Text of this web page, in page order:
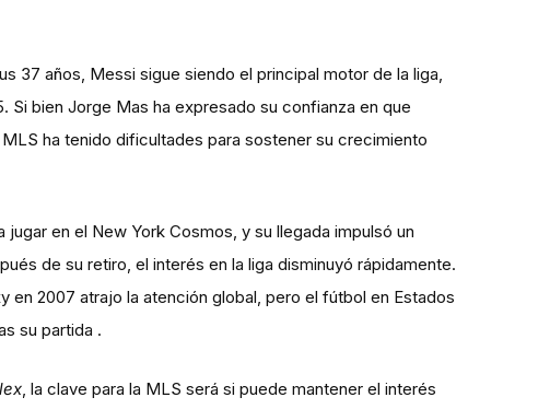
37 años, Messi sigue siendo el principal motor de la liga,
Si bien Jorge Mas ha expresado su confianza en que
ha tenido dificultades para sostener su crecimiento
en el New York Cosmos, y su llegada impulsó un
de su retiro, el interés en la liga disminuyó rápidamente.
en 2007 atrajo la atención global, pero el fútbol en Estados
su partida .
, la clave para la MLS será si puede mantener el interés